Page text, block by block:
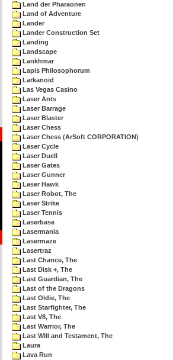
Land der Pharaonen
Land of Adventure
Lander
Lander Construction Set
Landing
Landscape
Lankhmar
Lapis Philosophorum
Larkanoid
Las Vegas Casino
Laser Ants
Laser Barrage
Laser Blaster
Laser Chess
Laser Chess (ArSoft CORPORATION)
Laser Cycle
Laser Duell
Laser Gates
Laser Gunner
Laser Hawk
Laser Robot, The
Laser Strike
Laser Tennis
Laserbase
Lasermania
Lasermaze
Lasertraz
Last Chance, The
Last Disk +, The
Last Guardian, The
Last of the Dragons
Last Oldie, The
Last Starfighter, The
Last V8, The
Last Warrior, The
Last Will and Testament, The
Laura
Lava Run